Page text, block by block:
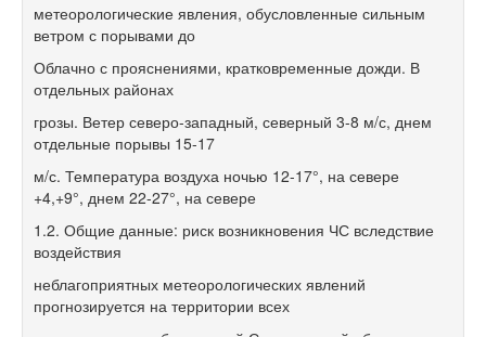
метеорологические явления, обусловленные сильным
ветром с порывами до
Облачно с прояснениями, кратковременные дожди. В
отдельных районах
грозы. Ветер северо-западный, северный 3-8 м/с, днем
отдельные порывы 15-17
м/с. Температура воздуха ночью 12-17°, на севере
+4,+9°, днем 22-27°, на севере
1.2. Общие данные: риск возникновения ЧС вследствие
воздействия
неблагоприятных метеорологических явлений
прогнозируется на территории всех